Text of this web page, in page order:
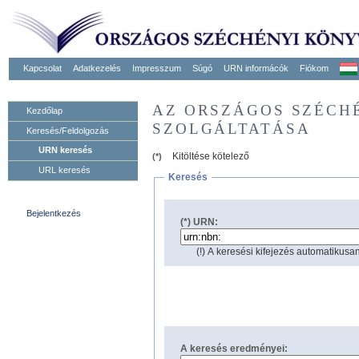
Kapcsolat Adatkezelés Impresszum Súgó URN informácók Fiókom
Kezdőlap
Keresés/Feldolgozás
URN keresés
URL keresés
Bejelentkezés
AZ ORSZÁGOS
SZOLGÁLTATÁSA
(*)
Kitöltése kötelező
Keresés
(*) URN:
(!) A keresési kifejezés
A keresés eredményei: